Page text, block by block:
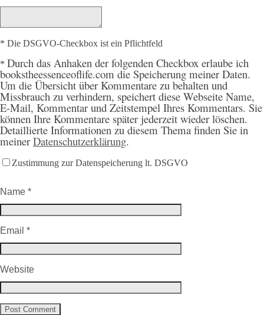
* Die DSGVO-Checkbox ist ein Pflichtfeld
* Durch das Anhaken der folgenden Checkbox erlaube ich
bookstheessenceoflife.com die Speicherung meiner Daten.
Um die Übersicht über Kommentare zu behalten und
Missbrauch zu verhindern, speichert diese Webseite Name,
E-Mail, Kommentar und Zeitstempel Ihres Kommentars. Sie
können Ihre Kommentare später jederzeit wieder löschen.
Detaillierte Informationen zu diesem Thema finden Sie in
meiner Datenschutzerklärung.
Zustimmung zur Datenspeicherung lt. DSGVO
Name *
Email *
Website